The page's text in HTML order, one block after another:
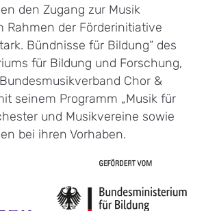
den Zugang zur Musik
Rahmen der Förderinitiative
Bündnisse für Bildung“ des
für Bildung und Forschung,
Chor &
seinem Programm „Musik für
und Musikvereine sowie
bei ihren Vorhaben.